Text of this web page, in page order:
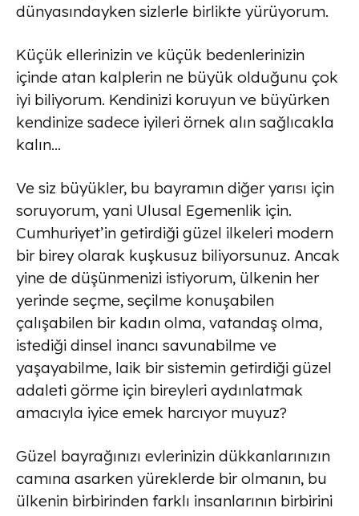
dünyasındayken sizlerle birlikte yürüyorum.
Küçük ellerinizin ve küçük bedenlerinizin
içinde atan kalplerin ne büyük olduğunu çok
iyi biliyorum. Kendinizi koruyun ve büyürken
kendinize sadece iyileri örnek alın sağlıcakla
kalın…
Ve siz büyükler, bu bayramın diğer yarısı için
soruyorum, yani Ulusal Egemenlik için.
Cumhuriyet’in getirdiği güzel ilkeleri modern
bir birey olarak kuşkusuz biliyorsunuz. Ancak
yine de düşünmenizi istiyorum, ülkenin her
yerinde seçme, seçilme konuşabilen
çalışabilen bir kadın olma, vatandaş olma,
istediği dinsel inancı savunabilme ve
yaşayabilme, laik bir sistemin getirdiği güzel
adaleti görme için bireyleri aydınlatmak
amacıyla iyice emek harcıyor muyuz?
Güzel bayrağınızı evlerinizin dükkanlarınızın
camına asarken yüreklerde bir olmanın, bu
ülkenin birbirinden farklı insanlarının birbirini